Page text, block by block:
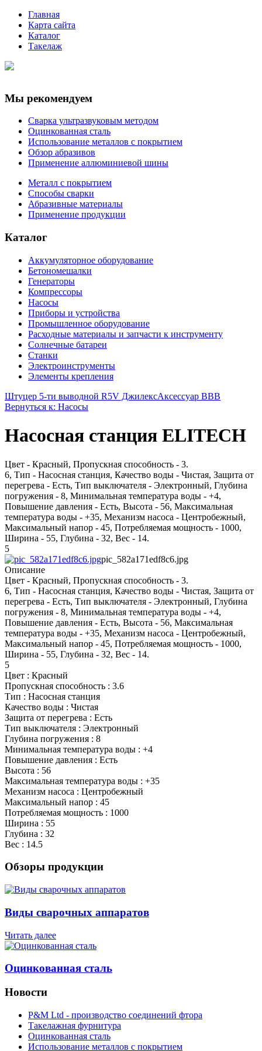
Главная
Карта сайта
Каталог
Такелаж
Мы рекомендуем
Сварка ультразвуковым методом
Оцинкованная сталь
Использование металлов с покрытием
Обзор абразивов
Применение аллюминиевой шины
Металл с покрытием
Способы сварки
Абразивные материалы
Применение продукции
Каталог
Аккумуляторное оборудование
Бетономешалки
Генераторы
Компрессоры
Насосы
Приборы и устройства
Промышленное оборудование
Расходные материалы и запчасти к инструменту
Солнечные батареи
Станки
Электроинструменты
Элементы крепления
Штуцер 5-ти выводной R5V ДжилексАксессуар BBB
Вернуться к: Насосы
Насосная станция ELITECH
Цвет - Красный, Пропускная способность - 3.
6, Тип - Насосная станция, Качество воды - Чистая, Защита от
перегрева - Есть, Тип выключателя - Электронный, Глубина
погружения - 8, Минимальная температура воды - +4,
Повышение давления - Есть, Высота - 56, Максимальная
температура воды - +35, Механизм насоса - Центробежный,
Максимальный напор - 45, Потребляемая мощность - 1000,
Ширина - 55, Глубина - 32, Вес - 14.
5
pic_582a171edf8c6.jpg
Описание
Цвет - Красный, Пропускная способность - 3.
6, Тип - Насосная станция, Качество воды - Чистая, Защита от
перегрева - Есть, Тип выключателя - Электронный, Глубина
погружения - 8, Минимальная температура воды - +4,
Повышение давления - Есть, Высота - 56, Максимальная
температура воды - +35, Механизм насоса - Центробежный,
Максимальный напор - 45, Потребляемая мощность - 1000,
Ширина - 55, Глубина - 32, Вес - 14.
5
Цвет : Красный
Пропускная способность : 3.6
Тип : Насосная станция
Качество воды : Чистая
Защита от перегрева : Есть
Тип выключателя : Электронный
Глубина погружения : 8
Минимальная температура воды : +4
Повышение давления : Есть
Высота : 56
Максимальная температура воды : +35
Механизм насоса : Центробежный
Максимальный напор : 45
Потребляемая мощность : 1000
Ширина : 55
Глубина : 32
Вес : 14.5
Обзоры продукции
Виды сварочных аппаратов
Читать далее
Оцинкованная сталь
Новости
P&M Ltd - производство соединений фтора
Такелажная фурнитура
Оцинкованная сталь
Использование металлов с покрытием